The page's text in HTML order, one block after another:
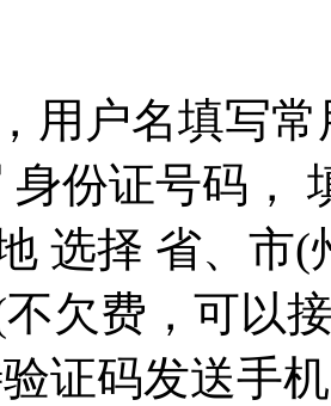
用户名填写
身份证号码，
选择 省、市
欠费，可以
证码发送手